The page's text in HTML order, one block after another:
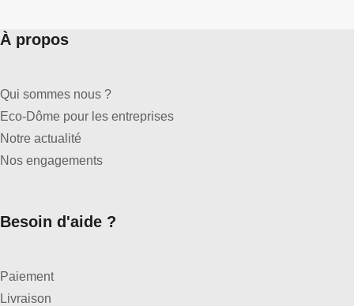
À propos
Qui sommes nous ?
Eco-Dôme pour les entreprises
Notre actualité
Nos engagements
Besoin d'aide ?
Paiement
Livraison